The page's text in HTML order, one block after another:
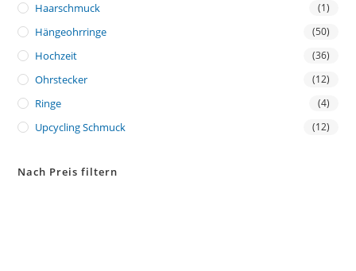
Haarschmuck (1)
Hängeohrringe (50)
Hochzeit (36)
Ohrstecker (12)
Ringe (4)
Upcycling Schmuck (12)
Nach Preis filtern